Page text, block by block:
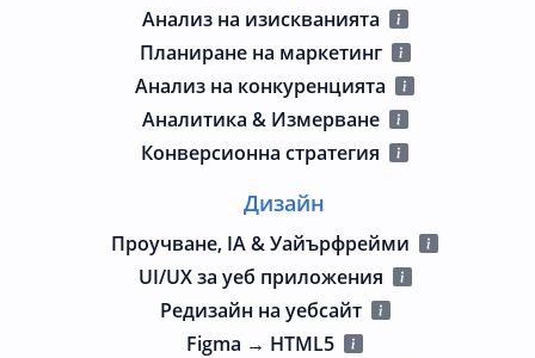
Анализ на изискванията
Планиране на маркетинг
Анализ на конкуренцията
Аналитика & Измерване
Конверсионна стратегия
Дизайн
Проучване, IA & Уайърфрейми
UI/UX за уеб приложения
Редизайн на уебсайт
Figma → HTML5